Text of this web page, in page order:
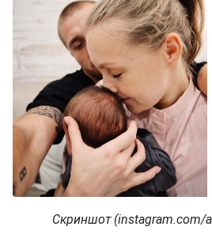
Скриншот (instagram.com/